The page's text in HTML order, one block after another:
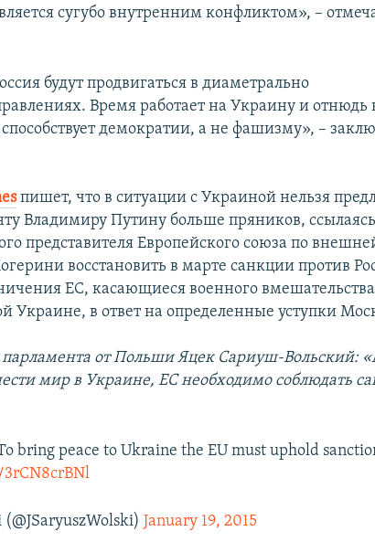
сугубо внутренним конфликтом», –
будут продвигаться в диаметрально
Время работает на Украину и отнюдь
демократии, а не фашизму», –
пишет, что в ситуации с Украиной нельзя
Владимиру Путину больше пряников,
представителя Европейского союза по
восстановить в марте санкции против
ЕС, касающиеся военного вмешательства
Украине, в ответ на определенные уступки
парламента от Польши Яцек Сариуш-Вольский:
мир в Украине, ЕС необходимо соблюдать
bring peace to Ukraine the EU must uphold
January 19, 2015